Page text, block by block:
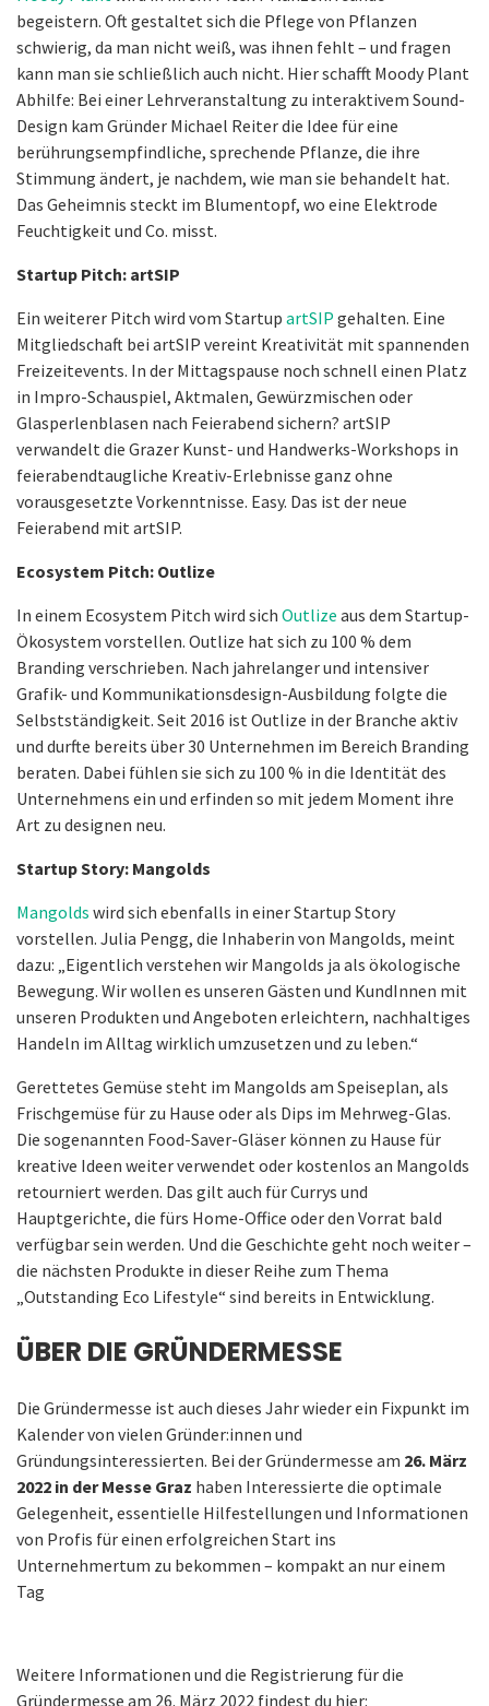
begeistern. Oft gestaltet sich die Pflege von Pflanzen
schwierig, da man nicht weiß, was ihnen fehlt – und fragen
kann man sie schließlich auch nicht. Hier schafft Moody Plant
Abhilfe: Bei einer Lehrveranstaltung zu interaktivem Sound-
Design kam Gründer Michael Reiter die Idee für eine
berührungsempfindliche, sprechende Pflanze, die ihre
Stimmung ändert, je nachdem, wie man sie behandelt hat.
Das Geheimnis steckt im Blumentopf, wo eine Elektrode
Feuchtigkeit und Co. misst.
Startup Pitch: artSIP
Ein weiterer Pitch wird vom Startup artSIP gehalten. Eine
Mitgliedschaft bei artSIP vereint Kreativität mit spannenden
Freizeitevents. In der Mittagspause noch schnell einen Platz
in Impro-Schauspiel, Aktmalen, Gewürzmischen oder
Glasperlenblasen nach Feierabend sichern? artSIP
verwandelt die Grazer Kunst- und Handwerks-Workshops in
feierabendtaugliche Kreativ-Erlebnisse ganz ohne
vorausgesetzte Vorkenntnisse. Easy. Das ist der neue
Feierabend mit artSIP.
Ecosystem Pitch: Outlize
In einem Ecosystem Pitch wird sich Outlize aus dem Startup-
Ökosystem vorstellen. Outlize hat sich zu 100 % dem
Branding verschrieben. Nach jahrelanger und intensiver
Grafik- und Kommunikationsdesign-Ausbildung folgte die
Selbstständigkeit. Seit 2016 ist Outlize in der Branche aktiv
und durfte bereits über 30 Unternehmen im Bereich Branding
beraten. Dabei fühlen sie sich zu 100 % in die Identität des
Unternehmens ein und erfinden so mit jedem Moment ihre
Art zu designen neu.
Startup Story: Mangolds
Mangolds wird sich ebenfalls in einer Startup Story
vorstellen. Julia Pengg, die Inhaberin von Mangolds, meint
dazu: „Eigentlich verstehen wir Mangolds ja als ökologische
Bewegung. Wir wollen es unseren Gästen und KundInnen mit
unseren Produkten und Angeboten erleichtern, nachhaltiges
Handeln im Alltag wirklich umzusetzen und zu leben.“
Gerettetes Gemüse steht im Mangolds am Speiseplan, als
Frischgemüse für zu Hause oder als Dips im Mehrweg-Glas.
Die sogenannten Food-Saver-Gläser können zu Hause für
kreative Ideen weiter verwendet oder kostenlos an Mangolds
retourniert werden. Das gilt auch für Currys und
Hauptgerichte, die fürs Home-Office oder den Vorrat bald
verfügbar sein werden. Und die Geschichte geht noch weiter –
die nächsten Produkte in dieser Reihe zum Thema
„Outstanding Eco Lifestyle“ sind bereits in Entwicklung.
ÜBER DIE GRÜNDERMESSE
Die Gründermesse ist auch dieses Jahr wieder ein Fixpunkt im
Kalender von vielen Gründer:innen und
Gründungsinteressierten. Bei der Gründermesse am 26. März
2022 in der Messe Graz haben Interessierte die optimale
Gelegenheit, essentielle Hilfestellungen und Informationen
von Profis für einen erfolgreichen Start ins
Unternehmertum zu bekommen – kompakt an nur einem
Tag
Weitere Informationen und die Registrierung für die
Gründermesse am 26. März 2022 findest du hier: